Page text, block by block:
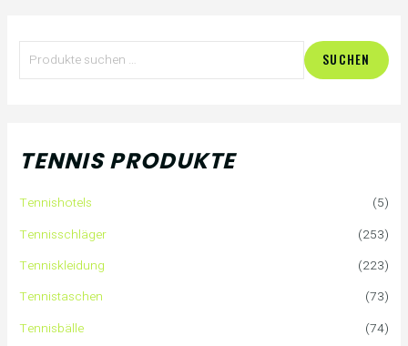
n
a
c
SUCHEN
TENNIS PRODUKTE
Tennishotels
(5)
Tennisschläger
(253)
Tenniskleidung
(223)
Tennistaschen
(73)
Tennisbälle
(74)
i
e
i
s
a
e
i
s